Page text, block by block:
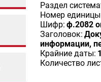
Раздел
Номер единицы
Шифр: ф.2082
Заголовок:
информации,
Крайние даты:
Количество